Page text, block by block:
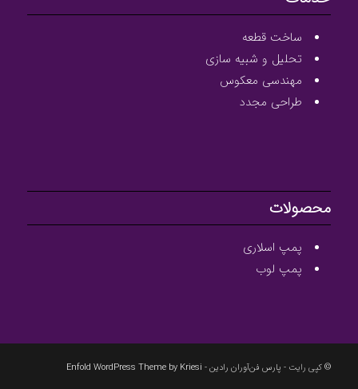
ساخت قطعه
تحلیل و شبیه سازی
مهندسی معکوس
طراحی مجدد
محصولات
پمپ اسلاری
پمپ لوب
© کپی رایت - پارس فن‌آوران رادین-
Enfold WordPress Theme by Kriesi